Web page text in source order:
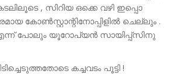
, സിറിയ ഒക്കെ വഴി ഇപ്പൊ
കോൺസ്റ്റാന്റിനോപ്പിളിൽ ചെല്ലും .
എന്ന് പോലും യൂറോപ്യൻ സായിപ്പ്സിനു
കച്ചവടം പൂട്ടി !